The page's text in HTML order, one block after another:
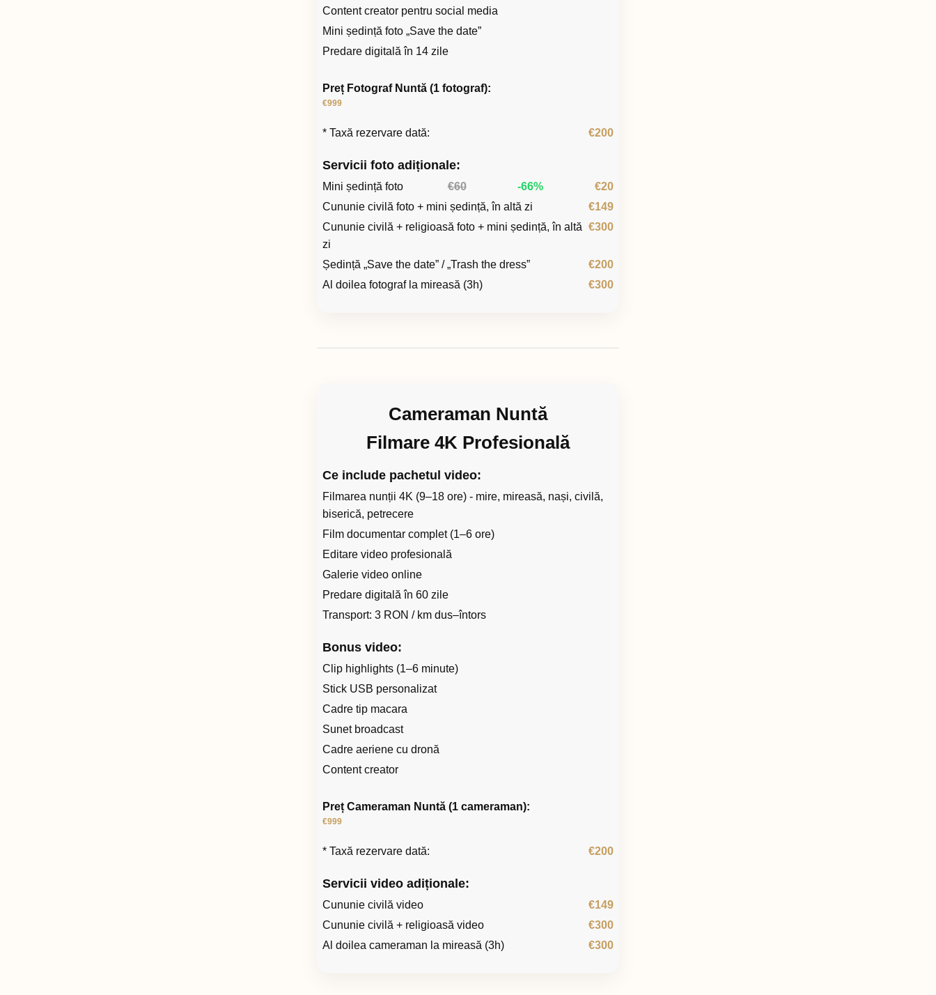
Content creator pentru social media
Mini ședință foto „Save the date”
Predare digitală în 14 zile
Preț Fotograf Nuntă (1 fotograf):
€999
* Taxă rezervare dată: €200
Servicii foto adiționale:
Mini ședință foto €60 -66%
€20
Cununie civilă foto + mini ședință, în altă zi
€149
Cununie civilă + religioasă foto + mini ședință, în altă
zi
€300
Ședință „Save the date” / „Trash the dress”
€200
Al doilea fotograf la mireasă (3h)
€300
Cameraman Nuntă
Filmare 4K Profesională
Ce include pachetul video:
Filmarea nunții 4K (9–18 ore) - mire, mireasă, nași, civilă,
biserică, petrecere
Film documentar complet (1–6 ore)
Editare video profesională
Galerie video online
Predare digitală în 60 zile
Transport: 3 RON / km dus–întors
Bonus video:
Clip highlights (1–6 minute)
Stick USB personalizat
Cadre tip macara
Sunet broadcast
Cadre aeriene cu dronă
Content creator
Preț Cameraman Nuntă (1 cameraman):
€999
* Taxă rezervare dată: €200
Servicii video adiționale:
Cununie civilă video
€149
Cununie civilă + religioasă video
€300
Al doilea cameraman la mireasă (3h)
€300